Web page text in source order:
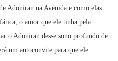
Adoniran na Avenida e como elas
o amor que ele tinha pela
o Adoniran desse sono profundo de
um autoconvite para que ele